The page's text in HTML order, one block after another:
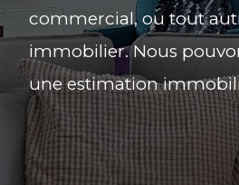
commercial, ou tout
immobilier. Nous
une estimation